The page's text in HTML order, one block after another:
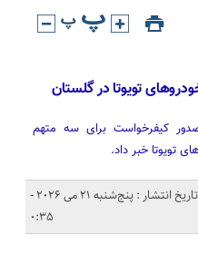
تویوتا در گلستان
کیفرخواست برای سه متهم
تویوتا خبر داد.
تاریخ انتشار : پنج‌شنبه 21 می 2026 -
0:35